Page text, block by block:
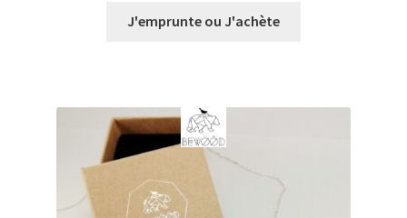
prix :
J'emprunte ou J'achète